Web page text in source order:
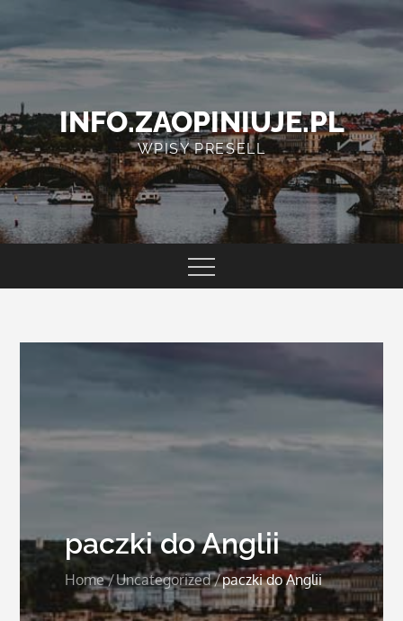
content
INFO.ZAOPINIUJE.PL
WPISY PRESELL
paczki do Anglii
Home Uncategorized paczki do Anglii